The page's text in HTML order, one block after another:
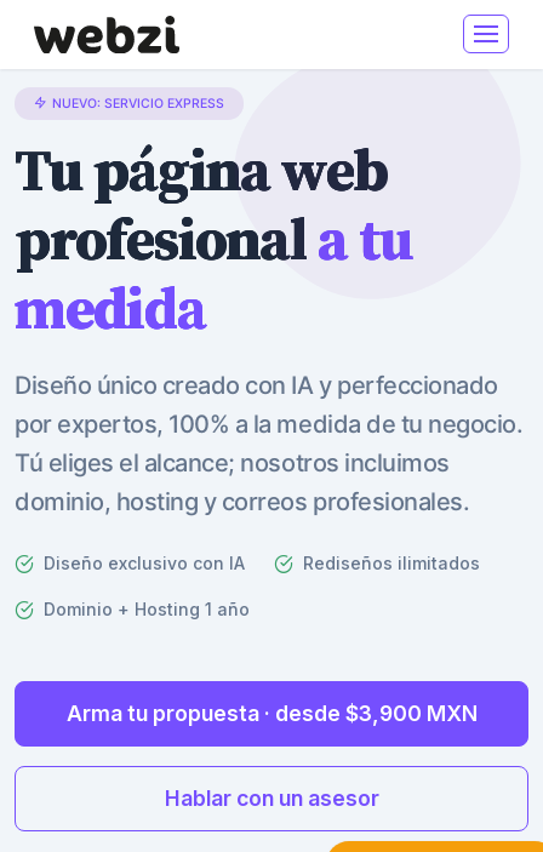
NUEVO: SERVICIO EXPRESS
Tu página web
profesionala tu
medida
Diseño único creado con IA y perfeccionado
por expertos, 100% a la medida de tu negocio.
Tú eliges el alcance; nosotros incluimos
dominio, hosting y correos profesionales.
Diseño exclusivo con IA Rediseños ilimitados
Dominio + Hosting 1 año
Arma tu propuesta · desde $3,900 MXN
Hablar con un asesor